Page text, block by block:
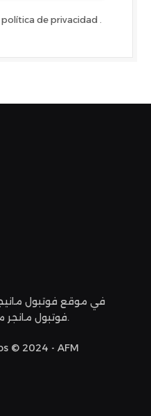
política de privacidad .
في موقع فوتبول
فوتبول مانجر من نصائح كروية وتكتيكات عصرية.
© 2024 - AFM